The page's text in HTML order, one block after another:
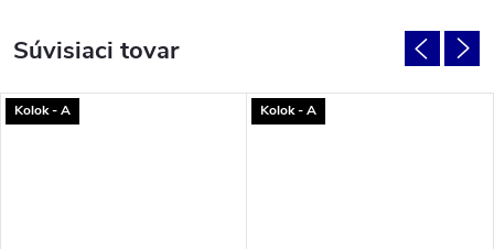
Súvisiaci tovar
Kolok - A Kolok - A